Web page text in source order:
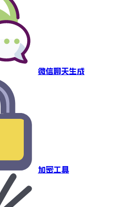
微信聊天生成
加密工具